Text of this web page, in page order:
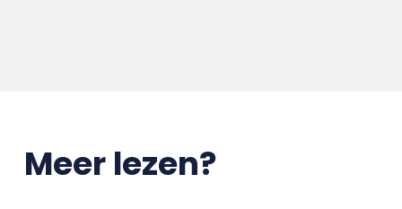
Meer lezen?